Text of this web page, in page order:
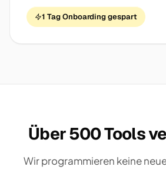
1 Tag Onboarding gespart
Über 500 Tools
Wir programmieren keine